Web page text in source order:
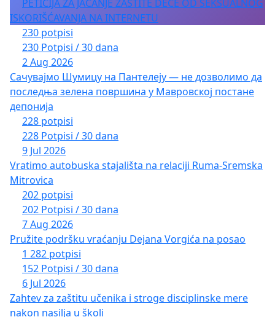
PETICIJA ZA JAČANJE ZAŠTITE DECE OD SEKSUALNOG
ISKORIŠĆAVANJA NA INTERNETU
230 potpisi
230 Potpisi / 30 dana
2 Aug 2026
Сачувајмо Шумицу на Пантелеју — не дозволимо да
последња зелена површина у Мавровској постане
депонија
228 potpisi
228 Potpisi / 30 dana
9 Jul 2026
Vratimo autobuska stajališta na relaciji Ruma-Sremska
Mitrovica
202 potpisi
202 Potpisi / 30 dana
7 Aug 2026
Pružite podršku vraćanju Dejana Vorgića na posao
1 282 potpisi
152 Potpisi / 30 dana
6 Jul 2026
Zahtev za zaštitu učenika i stroge disciplinske mere
nakon nasilja u školi